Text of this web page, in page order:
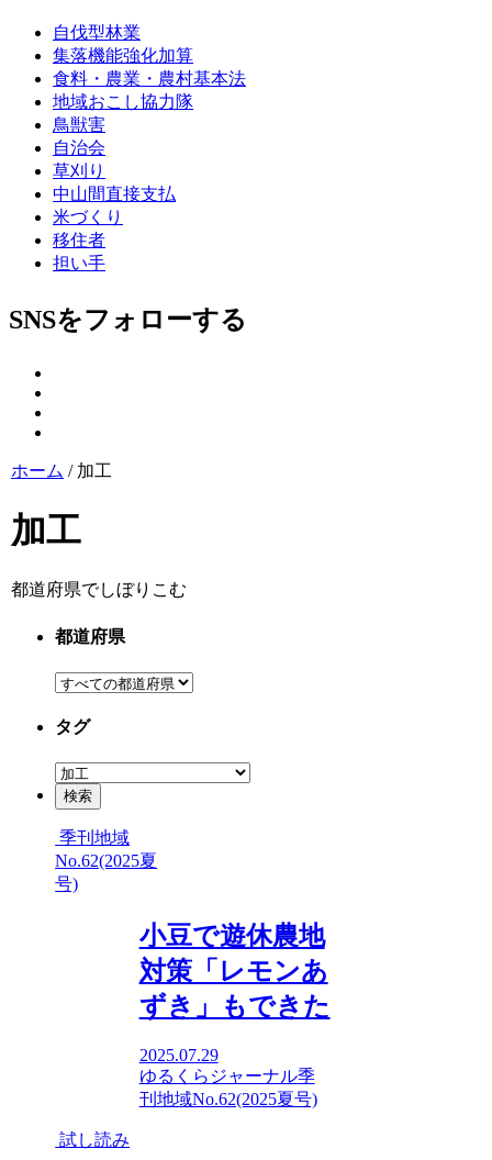
自伐型林業
集落機能強化加算
食料・農業・農村基本法
地域おこし協力隊
鳥獣害
自治会
草刈り
中山間直接支払
米づくり
移住者
担い手
SNSをフォローする
ホーム /加工
加工
都道府県でしぼりこむ
都道府県
タグ
季刊地域
No.62(2025夏
号)
小豆で遊休農地
対策「レモンあ
ずき」もできた
2025.07.29
ゆるくらジャーナル季
刊地域No.62(2025夏号)
試し読み